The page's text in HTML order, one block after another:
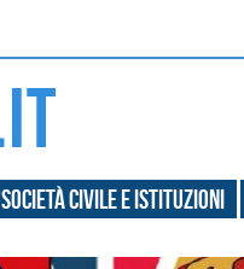
Società civile e Istituzioni